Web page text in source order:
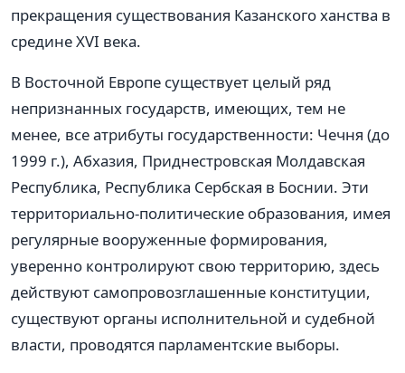
прекращения существования Казанского ханства в
средине XVI века.
В Восточной Европе существует целый ряд
непризнанных государств, имеющих, тем не
менее, все атрибуты государственности: Чечня (до
1999 г.), Абхазия, Приднестровская Молдавская
Республика, Республика Сербская в Боснии. Эти
территориально-политические образования, имея
регулярные вооруженные формирования,
уверенно контролируют свою территорию, здесь
действуют самопровозглашенные конституции,
существуют органы исполнительной и судебной
власти, проводятся парламентские выборы.